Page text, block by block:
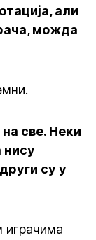
али
можда
све. Неки
нису
су у
играчима